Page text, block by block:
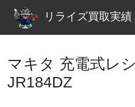
リライズ買取実績
マキタ 充電式レ
JR184DZ